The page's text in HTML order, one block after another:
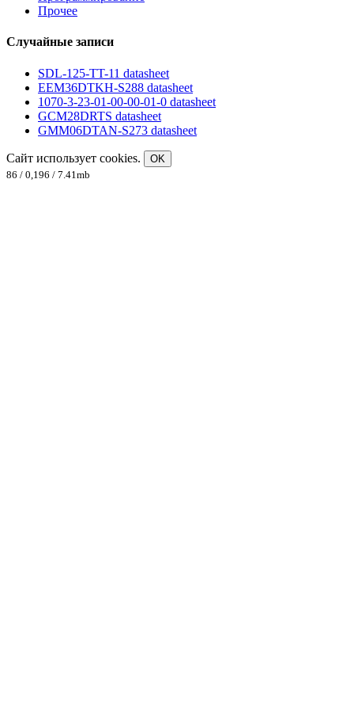
Прочее
Случайные записи
SDL-125-TT-11 datasheet
EEM36DTKH-S288 datasheet
1070-3-23-01-00-00-01-0 datasheet
GCM28DRTS datasheet
GMM06DTAN-S273 datasheet
Сайт использует cookies.
OK
86 / 0,196 / 7.41mb